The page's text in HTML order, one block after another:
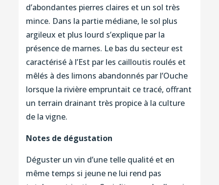
d’abondantes pierres claires et un sol très
mince. Dans la partie médiane, le sol plus
argileux et plus lourd s’explique par la
présence de marnes. Le bas du secteur est
caractérisé à l’Est par les cailloutis roulés et
mêlés à des limons abandonnés par l’Ouche
lorsque la rivière empruntait ce tracé, offrant
un terrain drainant très propice à la culture
de la vigne.
Notes de dégustation
Déguster un vin d’une telle qualité et en
même temps si jeune ne lui rend pas